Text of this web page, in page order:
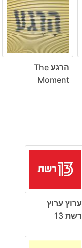
הרגע The
Moment
ערוץ ערוץ
רשת 13